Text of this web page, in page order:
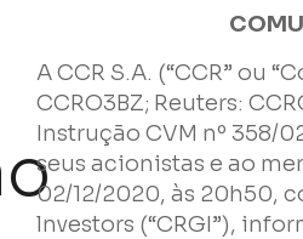
A CCR S.A. (“CCR” ou
CCRO3BZ; Reuters:
Instrução CVM nº 358/
seus acionistas e ao
02/12/2020, às 20h50,
lnvestors (“CRGI”),